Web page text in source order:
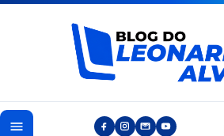
Pular para o conteúdo